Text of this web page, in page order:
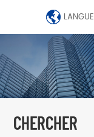
LANGUE
CHERCHER